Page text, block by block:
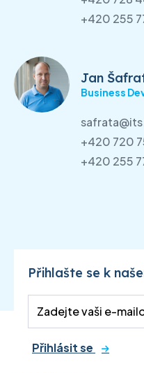
+420 255
Jan
Business
+420 720
+420 255
Přihlašte se k
Přihlásit se